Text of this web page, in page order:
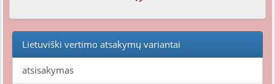
Lietuviški vertimo atsakymų variantai
atsisakymas